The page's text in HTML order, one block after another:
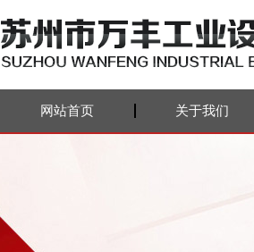
网站首页 关于我们